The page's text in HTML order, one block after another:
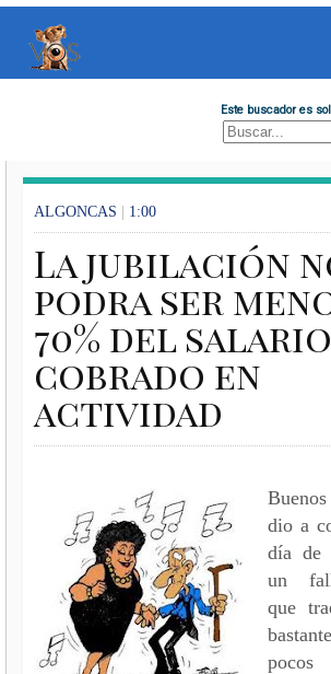
Este buscador es
ALGONCAS | 1:00
La jubilación
podra ser
70% del salario
cobrado en
actividad
dio a
día de
un
que